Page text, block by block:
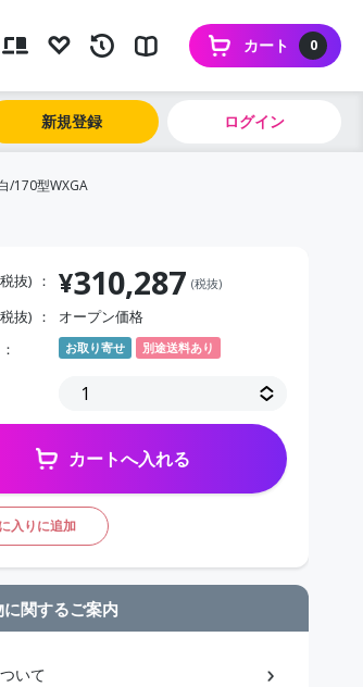
0
カート
新規登録 ログイン
/170型WXGA
抜) ¥310,287 (税抜)
抜)
オープン価格
お取り寄せ 別途送料あり
カートへ入れる
入りに追加
関するご案内
いて